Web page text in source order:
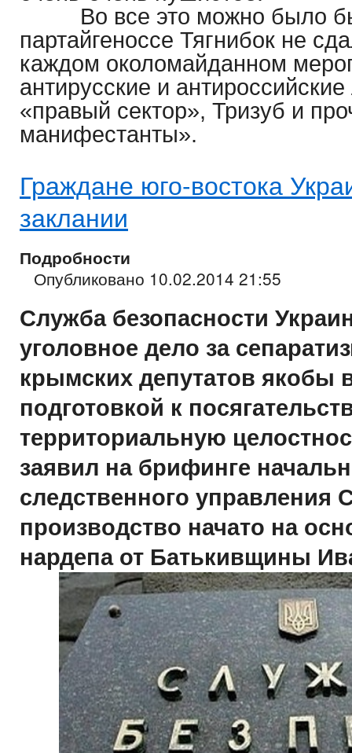
Во все это можно было
партайгеноссе Тягнибок не
каждом околомайданном
антирусские и
«правый сектор», Тризуб и
манифестанты».
Граждане юго-востока
заклании
Подробности
Опубликовано 10.02.2014 21:55
Служба безопасности
уголовное дело за
крымских депутатов якобы
подготовкой к
территориальную
заявил на брифинге
следственного управления
производство начато на
нардепа от Батькивщины